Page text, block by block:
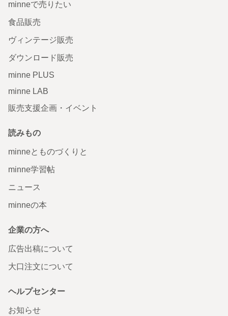
minneで売りたい
食品販売
ヴィンテージ販売
ダウンロード販売
minne PLUS
minne LAB
販売支援企画・イベント
読みもの
minneとものづくりと
minne学習帖
ニュース
minneの本
企業の方へ
広告出稿について
大口注文について
ヘルプセンター
お知らせ